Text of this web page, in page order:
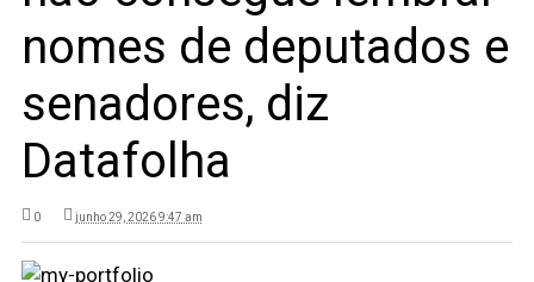
nomes de deputados e
senadores, diz
Datafolha
0 junho 29, 2026 9:47 am